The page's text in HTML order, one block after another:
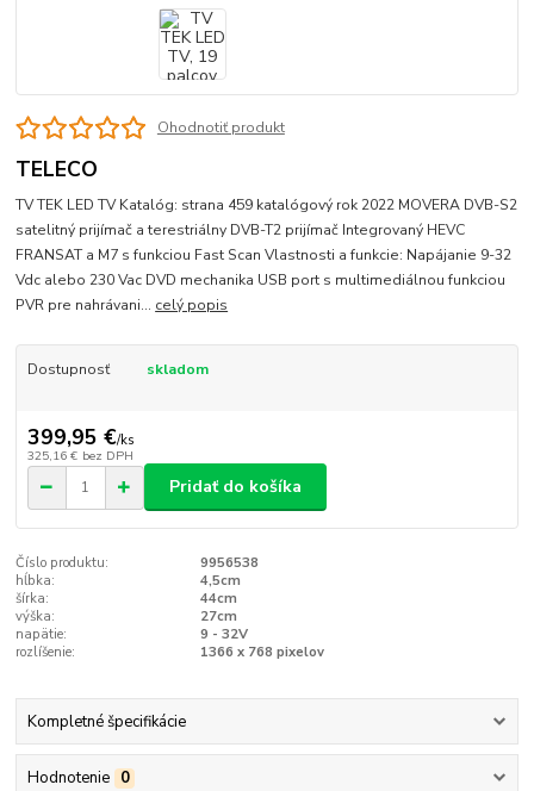
Ohodnotiť produkt
TELECO
TV TEK LED TV Katalóg: strana 459 katalógový rok 2022 MOVERA DVB-S2
satelitný prijímač a terestriálny DVB-T2 prijímač Integrovaný HEVC
FRANSAT a M7 s funkciou Fast Scan Vlastnosti a funkcie: Napájanie 9-32
Vdc alebo 230 Vac DVD mechanika USB port s multimediálnou funkciou
PVR pre nahrávani... celý popis
Dostupnosť skladom
399,95 €/ks
325,16 € bez DPH
Pridať do košíka
Číslo produktu:
9956538
hĺbka:
4,5cm
šírka:
44cm
výška:
27cm
napätie:
9 - 32V
rozlíšenie:
1366 x 768 pixelov
Kompletné špecifikácie
Hodnotenie 0